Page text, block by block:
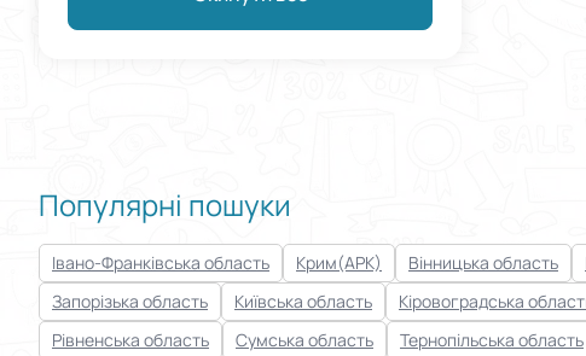
Популярні пошуки
Івано-Франківська область Крим(АРК) Вінницька область
Запорізька область
Київська область Кіровоградська
Рівненська область
Сумська область Тернопільська область